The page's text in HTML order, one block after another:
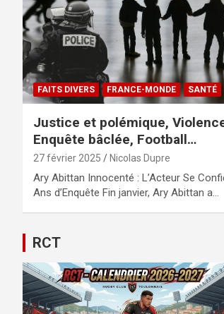
FAITS DIVERS FRANCE-MONDE SANTÉ
Justice et polémique,
Enquête bâclée, Football…
27 février 2025 Nicolas Dupre
Ary Abittan Innocenté : L’Acteur Se
Ans d’Enquête Fin janvier, Ary Abittan a…
RCT